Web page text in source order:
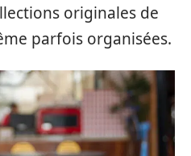
originales de
parfois organisées.